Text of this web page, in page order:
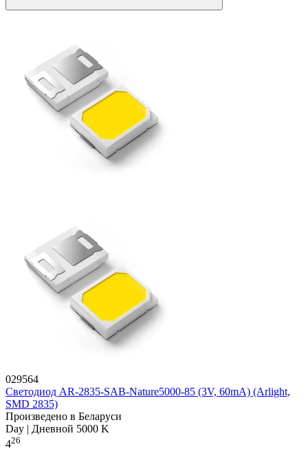
029564
Светодиод AR-2835-SAB-Nature5000-85 (3V, 60mA) (Arlight,
SMD 2835)
Произведено в Беларуси
Day | Дневной 5000 K
426